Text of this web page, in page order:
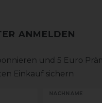
ANMELDEN
und 5 Euro
Einkauf sichern
NACHNAME